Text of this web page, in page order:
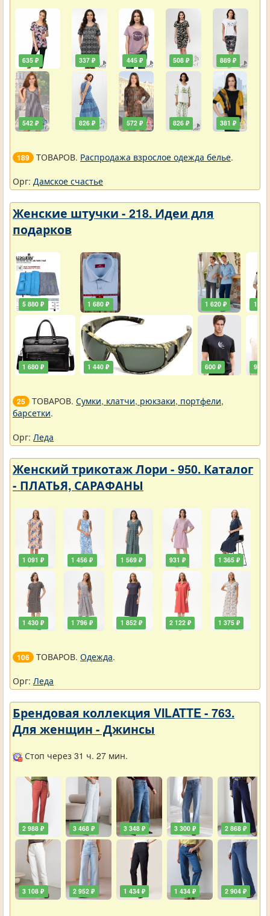
635 ₽
542 ₽
337 ₽
826 ₽
445 ₽
572 ₽
508 ₽
826 ₽
889 ₽
381 ₽
189 ТОВАРОВ. Распродажа взрослое одежда белье.
Орг: Дамское счастье
Женские штучки - 218. Идеи для
подарков
5 880 ₽
1 680 ₽
1 680 ₽
1 440 ₽
1 620 ₽
600 ₽
1
900 ₽
25 ТОВАРОВ. Сумки, клатчи, рюкзаки, портфели,
барсетки.
Орг: Леда
Женский трикотаж Лори - 950. Каталог
- ПЛАТЬЯ, САРАФАНЫ
1 091 ₽
1 430 ₽
1 456 ₽
1 796 ₽
1 569 ₽
1 852 ₽
931 ₽
2 122 ₽
1 365 ₽
1 375 ₽
106 ТОВАРОВ. Одежда.
Орг: Леда
Брендовая коллекция VILATTE - 763.
Для женщин - Джинсы
Стоп через 31 ч. 27 мин.
2 988 ₽
3 108 ₽
3 468 ₽
2 952 ₽
3 348 ₽
1 434 ₽
3 300 ₽
1 434 ₽
2 868 ₽
2 904 ₽